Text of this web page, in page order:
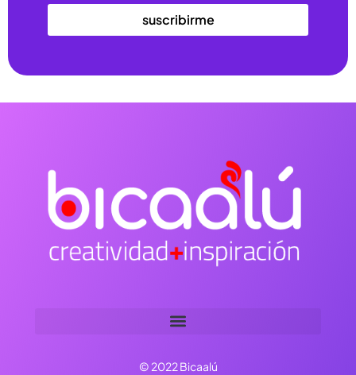
suscribirme
© 2022 Bicaalú